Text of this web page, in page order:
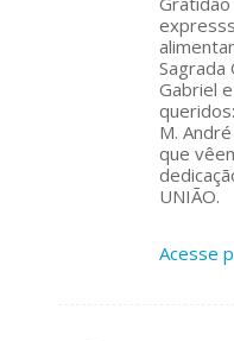
Sagrada
Gabriel
M.
que
UNIÃO.
Acesse